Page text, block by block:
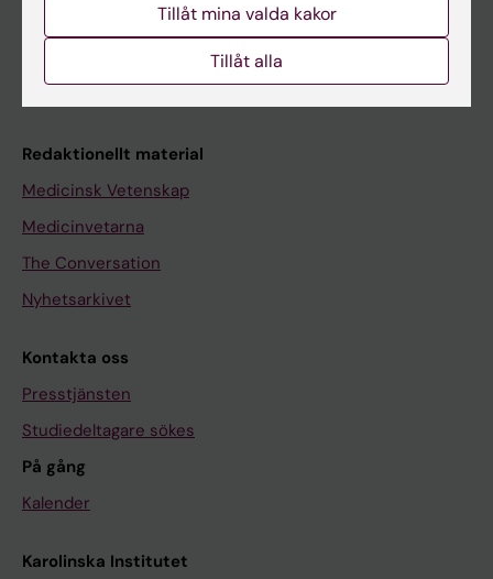
Redaktionellt material
Medicinsk Vetenskap
Medicinvetarna
The Conversation
Nyhetsarkivet
Kontakta oss
Presstjänsten
Studiedeltagare sökes
På gång
Kalender
Karolinska Institutet
Tillåt mina valda kakor
Tillåt alla